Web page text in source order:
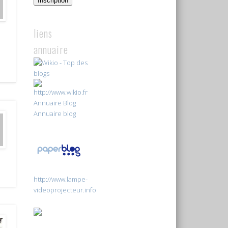
liens
annuaire
Annuaire Blog
Annuaire blog
http://www.lampe-
videoprojecteur.info